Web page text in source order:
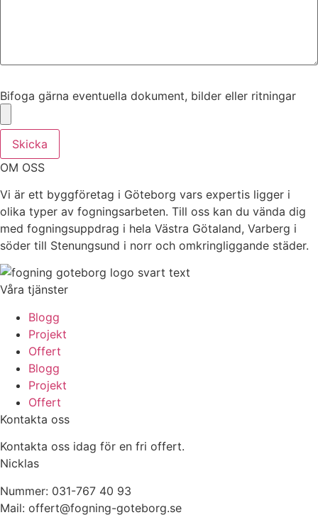
Bifoga gärna eventuella dokument, bilder eller ritningar
Skicka
OM OSS
Vi är ett byggföretag i Göteborg vars expertis ligger i
olika typer av fogningsarbeten. Till oss kan du vända dig
med fogningsuppdrag i hela Västra Götaland, Varberg i
söder till Stenungsund i norr och omkringliggande städer.
Våra tjänster
Blogg
Projekt
Offert
Blogg
Projekt
Offert
Kontakta oss
Kontakta oss idag för en fri offert.
Nicklas
Nummer: 031-767 40 93
Mail: offert@fogning-goteborg.se